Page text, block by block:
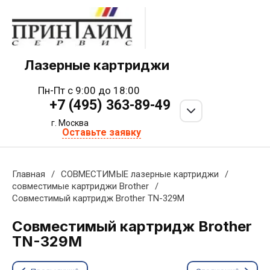
Лазерные картриджи
Пн-Пт с 9:00 до 18:00
+7 (495) 363-89-49
г. Москва
Оставьте заявку
Главная / СОВМЕСТИМЫЕ лазерные картриджи
/
совместимые картриджи Brother /
Совместимый картридж Brother TN-329M
Совместимый картридж Brother
TN-329M